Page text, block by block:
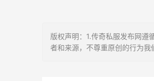
版权声明：1.传奇私服发布网遵
者和来源，不尊重原创的行为我